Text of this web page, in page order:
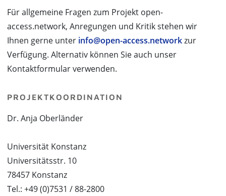
Für allgemeine Fragen zum Projekt open-
access.network, Anregungen und Kritik stehen wir
Ihnen gerne unter info@open-access.networkzur
Verfügung. Alternativ können Sie auch unser
Kontaktformular verwenden.
PROJEKTKOORDINATION
Dr. Anja Oberländer
Universität Konstanz
Universitätsstr. 10
78457 Konstanz
Tel.: +49 (0)7531 / 88-2800